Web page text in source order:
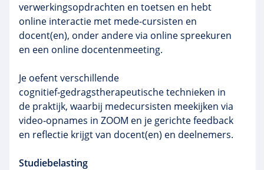
verwerkingsopdrachten en toetsen en hebt
online interactie met mede-cursisten en
docent(en), onder andere via online spreekuren
en een online docentenmeeting.
Je oefent verschillende
cognitief‑gedragstherapeutische technieken in
de praktijk, waarbij medecursisten meekijken via
video‑opnames in ZOOM en je gerichte feedback
en reflectie krijgt van docent(en) en deelnemers.
Studiebelasting